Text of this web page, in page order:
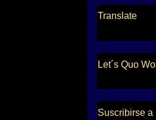
Translate
Let´s Quo
Suscribirse a